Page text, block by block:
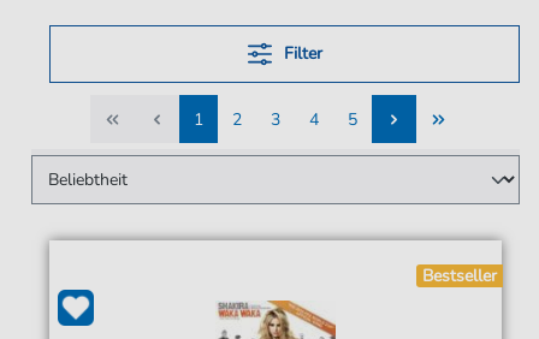
Filter
1
1
2
2
3
3
4
4
5
5
Bestseller